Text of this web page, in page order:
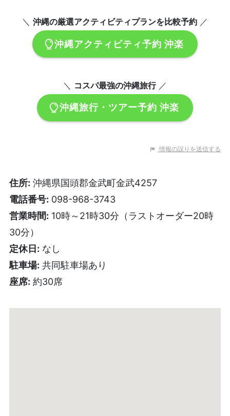
＼ 沖縄の厳選アクティビティプランを比較予約 ／
沖縄アクティビティ予約 沖楽
＼ コスパ最強の沖縄旅行／
沖縄旅行・ツアー予約 沖楽
情報の誤りを送信する
住所: 沖縄県国頭郡金武町金武4257
電話番号: 098-968-3743
営業時間: 10時～21時30分（ラストオーダー20時
30分）
定休日: なし
駐車場: 共同駐車場あり
座席: 約30席